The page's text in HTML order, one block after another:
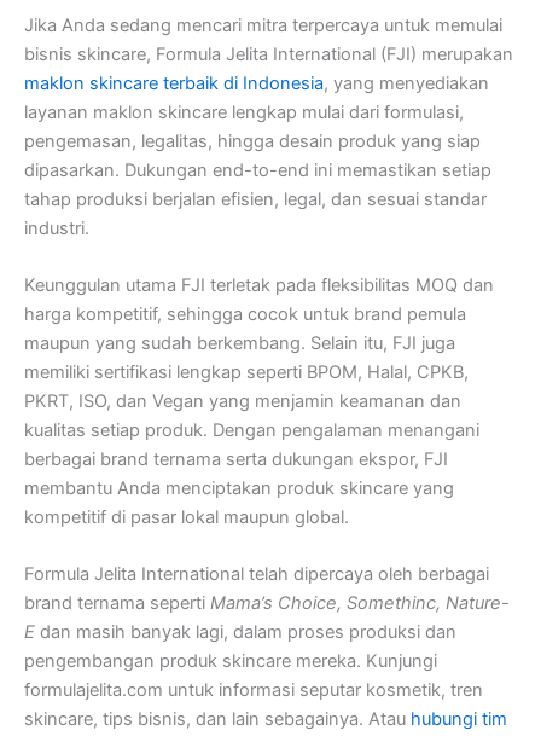
Jika Anda sedang mencari mitra terpercaya untuk memulai
bisnis skincare, Formula Jelita International (FJI) merupakan
maklon skincare terbaik di Indonesia, yang menyediakan
layanan maklon skincare lengkap mulai dari formulasi,
pengemasan, legalitas, hingga desain produk yang siap
dipasarkan. Dukungan end-to-end ini memastikan setiap
tahap produksi berjalan efisien, legal, dan sesuai standar
industri.
Keunggulan utama FJI terletak pada fleksibilitas MOQ dan
harga kompetitif, sehingga cocok untuk brand pemula
maupun yang sudah berkembang. Selain itu, FJI juga
memiliki sertifikasi lengkap seperti BPOM, Halal, CPKB,
PKRT, ISO, dan Vegan yang menjamin keamanan dan
kualitas setiap produk. Dengan pengalaman menangani
berbagai brand ternama serta dukungan ekspor, FJI
membantu Anda menciptakan produk skincare yang
kompetitif di pasar lokal maupun global.
Formula Jelita International telah dipercaya oleh berbagai
brand ternama seperti Mama’s Choice, Somethinc, Nature-
E dan masih banyak lagi, dalam proses produksi dan
pengembangan produk skincare mereka. Kunjungi
formulajelita.com untuk informasi seputar kosmetik, tren
skincare, tips bisnis, dan lain sebagainya. Atau hubungi tim